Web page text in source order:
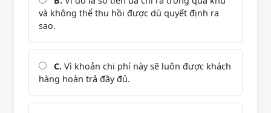
và không thể thu hồi được dù quyết định ra
sao.
C. Vì khoản chi phí này sẽ luôn được khách
hàng hoàn trả đầy đủ.